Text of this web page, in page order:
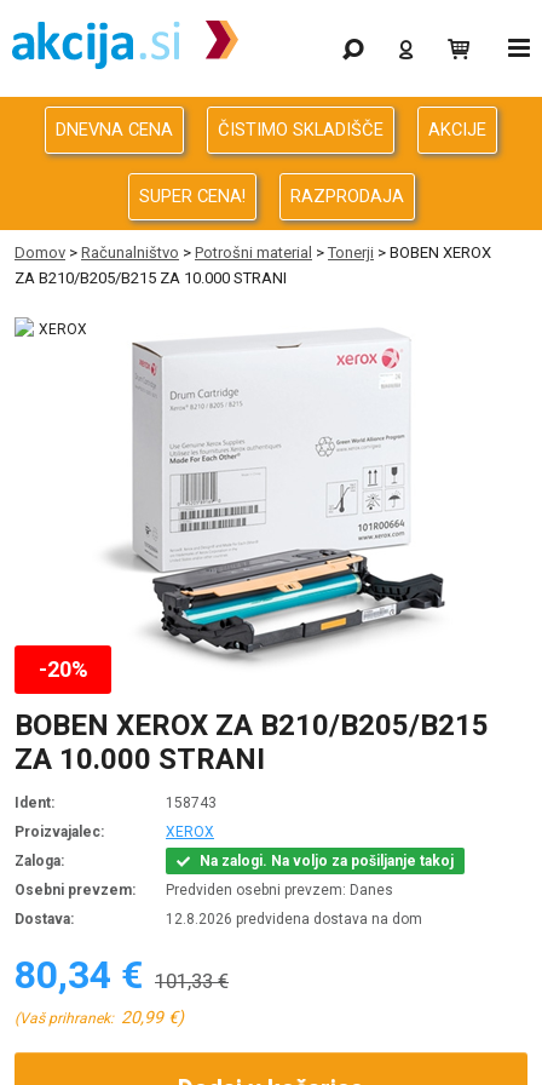
Gaming
Odprodaja
Računalništvo
Računalništvo za podjetja
Avdio Video Foto
Oprema za pisarno in dom
DNEVNA CENA ČISTIMO SKLADIŠČE AKCIJE
SUPER CENA! RAZPRODAJA
Domov > Računalništvo > Potrošni material > Tonerji > BOBEN XEROX
ZA B210/B205/B215 ZA 10.000 STRANI
BOBEN XEROX ZA B210/B205/B215
ZA 10.000 STRANI
Ident:
158743
Proizvajalec:
XEROX
Zaloga:
Na zalogi. Na voljo za pošiljanje takoj
Osebni prevzem:
Predviden osebni prevzem: Danes
Dostava:
12.8.2026 predvidena dostava na dom
80,34 € 101,33 €
(Vaš prihranek: 20,99 €)
-20%